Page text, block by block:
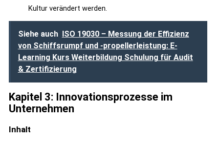
Kultur verändert werden.
Siehe auch ISO 19030 – Messung der Effizienz
von Schiffsrumpf und -propellerleistung: E-
Learning Kurs Weiterbildung Schulung für Audit
& Zertifizierung
Kapitel 3: Innovationsprozesse im
Unternehmen
Inhalt